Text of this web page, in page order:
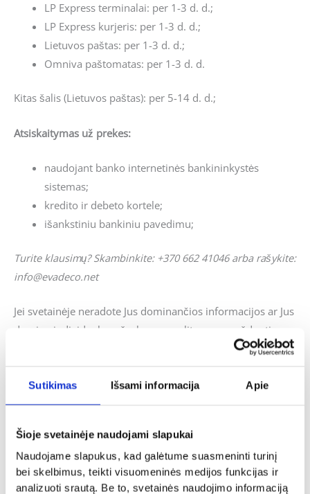
Sutikimas Išsami informacija Apie
Šioje svetainėje naudojami slapukai
Naudojame slapukus, kad galėtume suasmeninti turinį
bei skelbimus, teikti visuomeninės medijos funkcijas ir
analizuoti srautą. Be to, svetainės naudojimo informaciją
LP Express terminalai: per 1-3 d. d.;
LP Express kurjeris: per 1-3 d. d.;
Lietuvos paštas: per 1-3 d. d.;
Omniva paštomatas: per 1-3 d. d.
Kitas šalis (Lietuvos paštas): per 5-14 d. d.;
Atsiskaitymas už prekes:
naudojant banko internetinės bankininkystės
sistemas;
kredito ir debeto kortele;
išankstiniu bankiniu pavedimu;
Turite klausimų? Skambinkite: +370 662 41046 arba rašykite:
info@evadeco.net
Jei svetainėje neradote Jus dominančios informacijos ar Jus
domina individualus užsakymas, galite mums užduoti
klausimus ir mes pasistengsime kuo skubiau į juos atsakyti.
Panašūs produktai
Dovanos gimtadienio proga Dovanos gimtadienio proga